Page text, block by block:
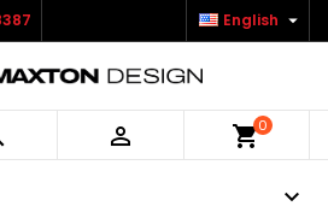
English 
 shopping_cart0